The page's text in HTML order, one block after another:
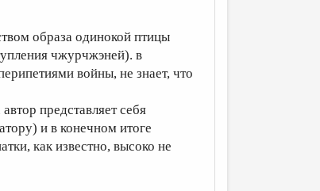
образа одинокой птицы
чжурчжэней). в
войны, не знает, что
представляет себя
и в конечном итоге
как известно, высоко не